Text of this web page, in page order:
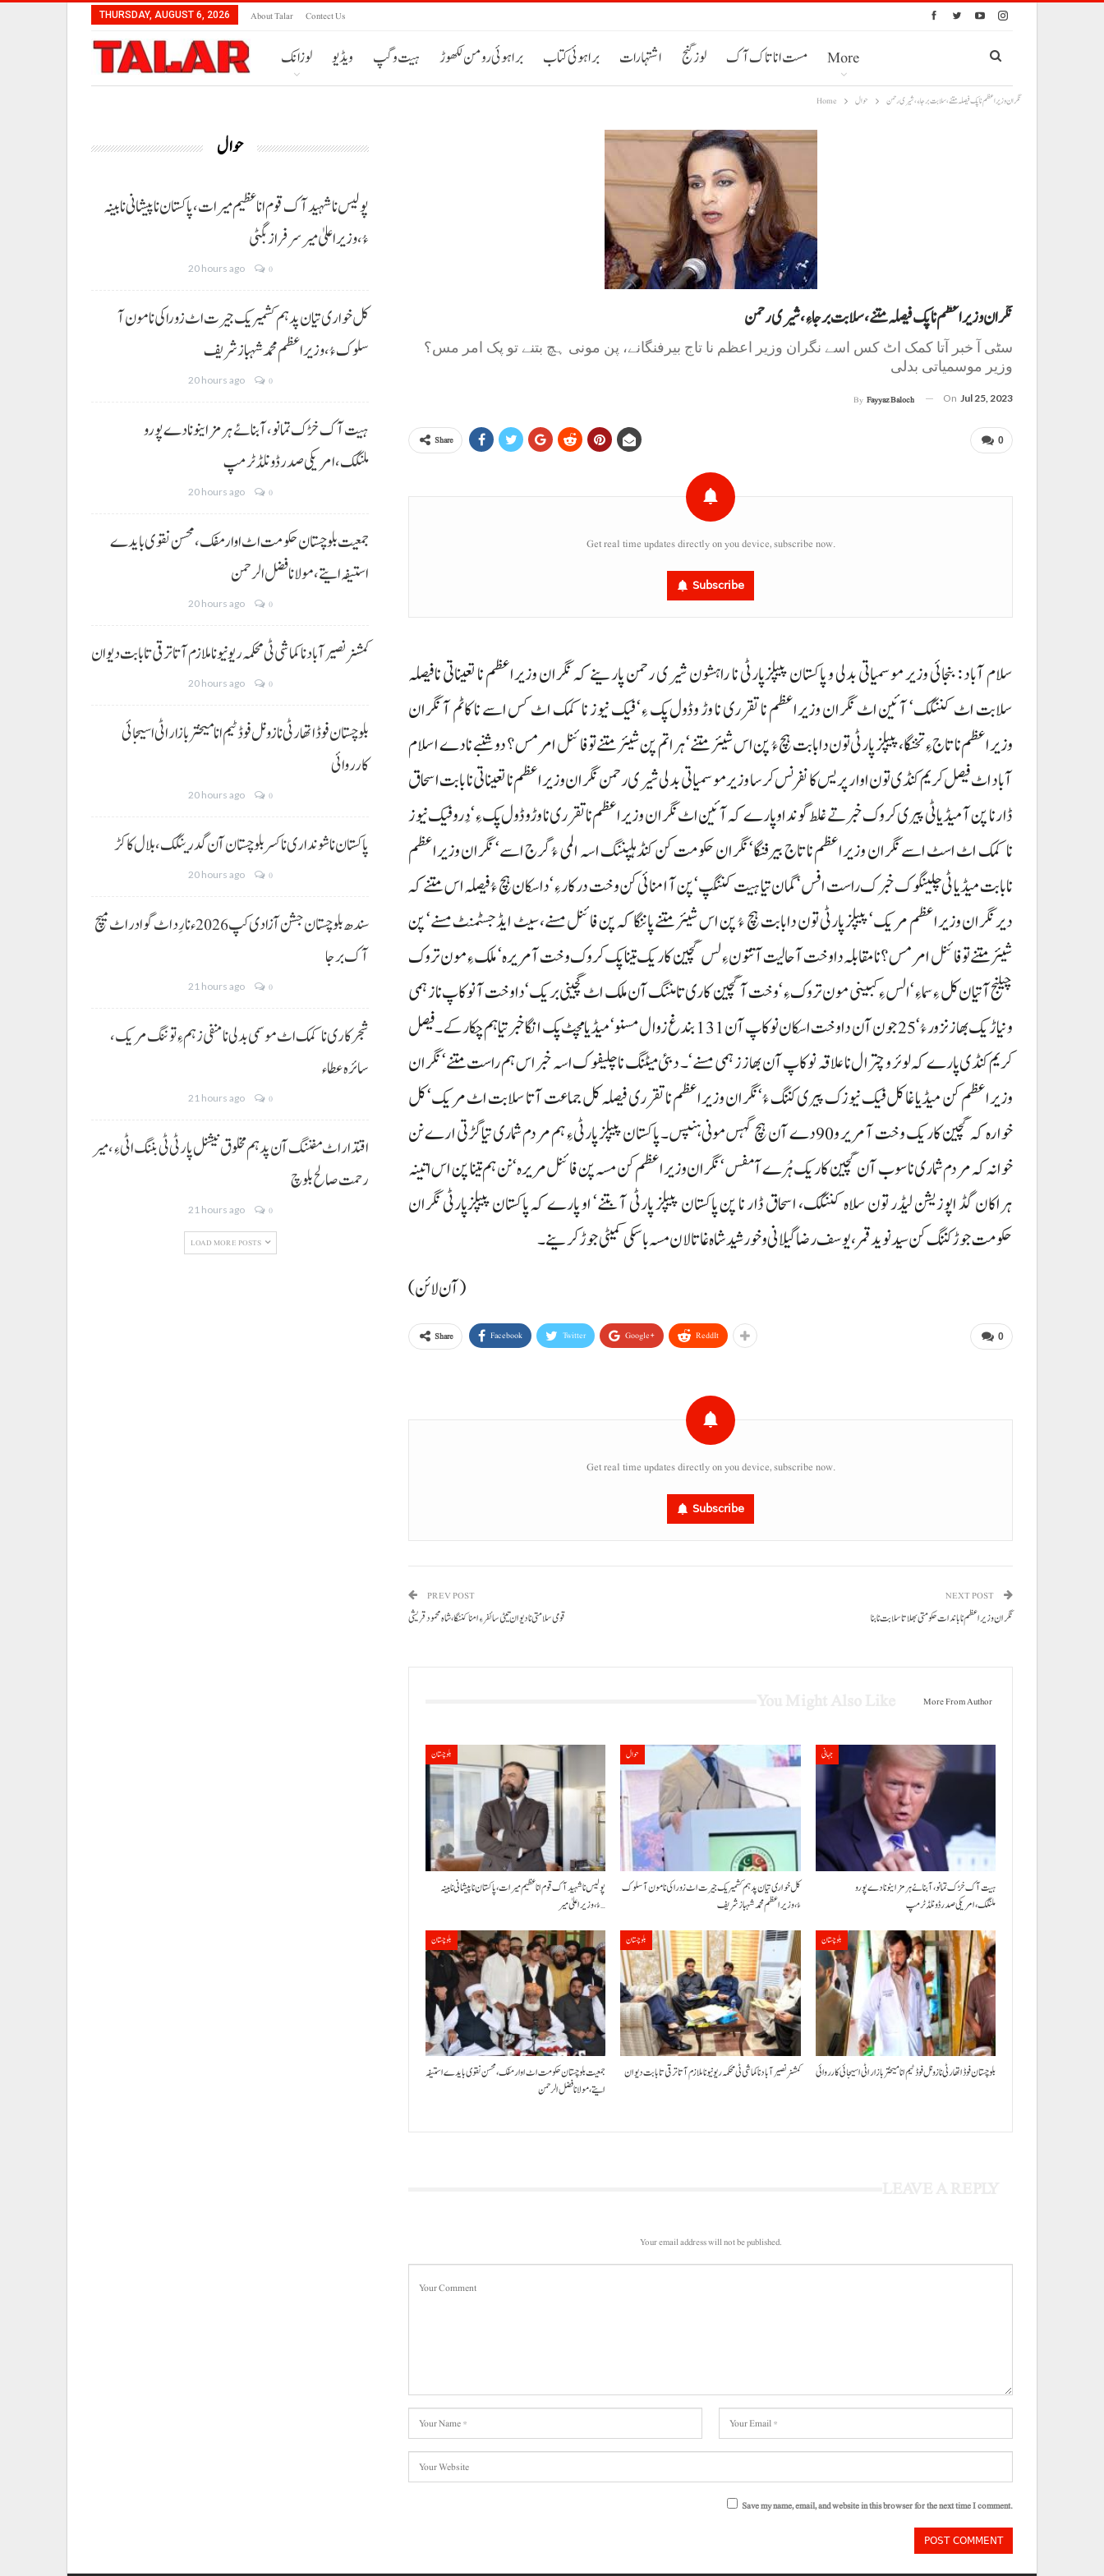
THURSDAY, AUGUST 6, 2026 About Talar Contect Us
لوزانک ویڈیو ہیت و گپ براہوئی رومن لکھوڑ براہوئی کتاب اشتہارات لوز گنج مست انا تاک آک More
Home حوال نگران وزیراعظم نا پک فیصلہ متنے، سلابت برجا ءِ، شیر ی رحمن
نگران وزیراعظم نا پک فیصلہ متنے، سلابت برجا ءِ، شیر ی رحمن
سٹی آ خبر آتا کمک اٹ کس اسے نگران وزیر اعظم نا تاج بیرفنگانے، پن مونی ہچ بتنے تو پک امر مس؟
وزیر موسمیاتی بدلی
By Fayyaz Baloch On Jul 25, 2023
0
Share
Get real time updates directly on you device, subscribe now.
Subscribe
سلام آباد : بنجائی وزیر موسمیاتی بدلی و پاکستان پیپلزپارٹی نا راہشون شیری رحمن پارینے کہ نگران وزیراعظم نا تعیناتی نافیصلہ
سلابت اٹ کننگک‘ آئین اٹ نگران وزیراعظم نا تقرری نا وڑ وڈول پک ءِ‘ فیک نیوز نا کمک اٹ کس اسے نا کاٹم آ نگران
وزیراعظم نا تاج ءِ تخنگا، پیپلز پارٹی تون دابابت ہچ ءُ پن اس شیئر متنے‘ ہراتم پن شیئر متنے تو فائنل امر مس؟ دوشنبے نا دے اسلام
آباد اٹ فیصل کریم کنڈی تون اوار پریس کانفرنس کرسا وزیر موسمیاتی بدلی شیری رحمن نگران وزیراعظم نا تعیناتی نا بابت اسحاق
ڈار نا پن آ میڈیا ٹی پیری کروک خبر تے غلط گوندا و پارے کہ آئین اٹ نگران وزیراعظم نا تقرری نا وڑوڈول پک ءِ‘ دَرو فیک نیوز
نا کمک اٹ اسٹ اسے نگران وزیراعظم نا تاج بیرفنگا‘ نگران حکومت کن کنڈ ہلپننگ اسہ المی ءُ گرج اسے‘ نگران وزیراعظم
نابابت میڈیا ٹی چلینگوک خبرک راست افس‘ گمان تیا ہیت کننگپ‘ پن آ امنائی کن وخت درکار ءِ‘ داسکان ہچ ءُ فیصلہ اس متنے کہ
دیر نگران وزیراعظم مریک‘ پیپلز پارٹی تون دابابت ہچ ءُ پن اس شیئر متنے پاننگا کہ پن فائنل مسنے، سیٹ ایڈجسٹمنٹ مسنے‘ پن
شیئر متنے تو فائنل امر مس؟ نامقابلہ داوخت آحالیت آتتون ءِ لس گچین کاریک تینا پک کروک وخت آ مریرہ‘ ملک ءِ مون تروک
چیلنج آتیان کل ءِ سماءِ‘ الس ءِ کبینی مون تروک ءِ‘ وخت آ گچین کاری تا مننگ آن ملک اٹ گچینی بریک‘ داوخت آ نوکاپ نا زہمی
و نیاڑیک بھاز نزور ءُ‘ 25جون آن دا وخت اسکان نوکاپ آن 131 بندغ زوال مسنو‘ میڈیا مچٹ پک انگا خبرتیا ہم چکار کے۔ فیصل
کریم کنڈی پارے کہ لوئر و چترال نا علاقہ نوکاپ آن بھاز زہمی مسنے‘۔ دبئی میٹنگ نا چلیفوک اسہ خبر اس ہم راست متنے‘ نگران
وزیراعظم کن میڈیا غا کل فیک نیوزک پیری کننگ ءُ‘ نگران وزیراعظم نا تقرری فیصلہ کل جماعت آتا سلابت اٹ مریک‘ کل
خوارہ کہ گچین کاریک وخت آ مریر و 90دے آن ہچ گہس مونی ہنپس۔ پاکستان پیپلز پارٹی ءِ ہم مردم شماری تیا گڑتی ارے نن
خوانہ کہ مردم شماری ناسوب آن گچین کاریک ہُرے آ مفس‘ نگران وزیراعظم کن مسہ پن فائنل مریرہ‘ نن ہم تینا پن اس اتینہ
ہراکان گڈ اپوزیشن لیڈر تون سلاہ کننگک، اسحاق ڈار نا پن پاکستان پیپلز پارٹی آ بتنے‘ او پارے کہ پاکستان پیپلزپارٹی نگران
حکومت جوڑ کننگ کن سید نوید قمر، یوسف رضا گیلانی و خورشید شاہ غا تالان مسہ باسکی کمیٹی جوڑ کرینے۔
(آن لائن)
0
Share Facebook Twitter Google+ ReddIt
Get real time updates directly on you device, subscribe now.
Subscribe
PREV POST
قومی سلامتی نا دیوان تیٹی سائفر ءِ امنا کننگا، شاہ محمود قریشی
NEXT POST
نگران وزیراعظم نا باندات حکومتی بھلا تا سلابت نا بنا
More From Author
بلوچستان
پولیس نا شہید آک قوم انا عظیم میرات، پاکستان نا پیشانی نا بینہ
ءُ،وزیراعلیٰ میر…
حوال
کل خواری تیان پد ہم کشمیریک جیرت اٹ زوراکی نا مون آ سلوک
ءُ،وزیراعظم محمد شہباز شریف
جہانی
ہیت آک خڑک تمانو، آبنائے ہرمز اینو نا دے پورو
ملنگک،امریکی صدر ڈونلڈ ٹرمپ
بلوچستان
جمعیت بلوچستان حکومت اٹ اوار مفک، محسن نقوی بایدے استیفہ
ایتے،مولانا فضل الرحمن
بلوچستان
کمشنر نصیر آباد نا کماشی ٹی محکمہ ریونیو نا ملازم آتا ترقی تا بابت دیوان
بلوچستان
بلوچستان فوڈ اتھارٹی نا زونل فوڈ ٹیم انا میختر بازار اٹی اسیجائی کارروائی
Your email address will not be published.
Save my name, email, and website in this browser for the next time I comment.
حوال
پولیس نا شہید آک قوم انا عظیم میرات، پاکستان نا پیشانی نا بینہ
ءُ،وزیراعلیٰ میر سرفراز بگٹی
20 hours ago 0
کل خواری تیان پد ہم کشمیریک جیرت اٹ زوراکی نا مون آ
سلوک ءُ،وزیراعظم محمد شہباز شریف
20 hours ago 0
ہیت آک خڑک تمانو، آبنائے ہرمز اینو نا دے پورو
ملنگک،امریکی صدر ڈونلڈ ٹرمپ
20 hours ago 0
جمعیت بلوچستان حکومت اٹ اوار مفک، محسن نقوی بایدے
استیفہ ایتے،مولانا فضل الرحمن
20 hours ago 0
کمشنر نصیر آباد نا کماشی ٹی محکمہ ریونیو نا ملازم آتا ترقی تا بابت دیوان
20 hours ago 0
بلوچستان فوڈ اتھارٹی نا زونل فوڈ ٹیم انا میختر بازار اٹی اسیجائی
کارروائی
20 hours ago 0
پاکستان نا شونداری نا کسر بلوچستان آن گدرینگک، بلال کاکڑ
20 hours ago 0
سندھ بلوچستان جشن آزادی کپ 2026ء نا رِد اٹ گوادر اٹ میچ
آک برجا
21 hours ago 0
شجرکاری نا کمک اٹ موسمی بدلی نا منفی زہم ءِ توننگ مریک،
سائرہ عطاء
21 hours ago 0
اقتدار اٹ مفننگ آن پد ہم مخلوق نیشنل پارٹی ٹی بننگ اٹی ءِ،میر
رحمت صالح بلوچ
21 hours ago 0
LOAD MORE POSTS